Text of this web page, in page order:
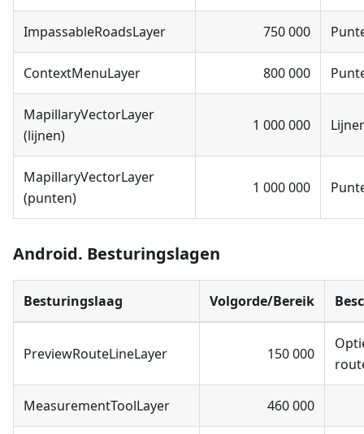
ImpassableRoadsLayer 750 000
ContextMenuLayer 800 000
MapillaryVectorLayer
(lijnen)
1 000 000
MapillaryVectorLayer
(punten)
1 000 000
Android. Besturingslagen
Besturingslaag Volgorde/Bereik
PreviewRouteLineLayer 150 000
MeasurementToolLayer 460 000